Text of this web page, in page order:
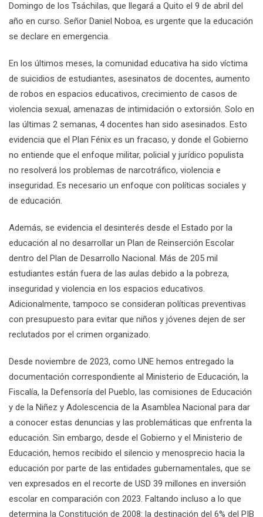
Domingo de los Tsáchilas, que llegará a Quito el 9 de abril del
año en curso. Señor Daniel Noboa, es urgente que la educación
se declare en emergencia.
En los últimos meses, la comunidad educativa ha sido víctima
de suicidios de estudiantes, asesinatos de docentes, aumento
de robos en espacios educativos, crecimiento de casos de
violencia sexual, amenazas de intimidación o extorsión. Solo en
las últimas 2 semanas, 4 docentes han sido asesinados. Esto
evidencia que el Plan Fénix es un fracaso, y donde el Gobierno
no entiende que el enfoque militar, policial y jurídico populista
no resolverá los problemas de narcotráfico, violencia e
inseguridad. Es necesario un enfoque con políticas sociales y
de educación.
Además, se evidencia el desinterés desde el Estado por la
educación al no desarrollar un Plan de Reinserción Escolar
dentro del Plan de Desarrollo Nacional. Más de 205 mil
estudiantes están fuera de las aulas debido a la pobreza,
inseguridad y violencia en los espacios educativos.
Adicionalmente, tampoco se consideran políticas preventivas
con presupuesto para evitar que niños y jóvenes dejen de ser
reclutados por el crimen organizado.
Desde noviembre de 2023, como UNE hemos entregado la
documentación correspondiente al Ministerio de Educación, la
Fiscalía, la Defensoría del Pueblo, las comisiones de Educación
y de la Niñez y Adolescencia de la Asamblea Nacional para dar
a conocer estas denuncias y las problemáticas que enfrenta la
educación. Sin embargo, desde el Gobierno y el Ministerio de
Educación, hemos recibido el silencio y menosprecio hacia la
educación por parte de las entidades gubernamentales, que se
ven expresados en el recorte de USD 39 millones en inversión
escolar en comparación con 2023. Faltando incluso a lo que
determina la Constitución de 2008: la destinación del 6% del PIB